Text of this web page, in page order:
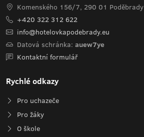
Komenského 156/7, 290 01 Poděbrady
+420 322 312 622
info@hotelovkapodebrady.eu
Datová schránka: auew7ye
Kontaktní formulář
Rychlé odkazy
Pro uchazeče
Pro žáky
O škole